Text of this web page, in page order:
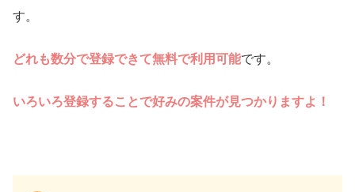
す。
どれも数分で登録できて無料で利用可能です。
いろいろ登録することで好みの案件が見つかりますよ！